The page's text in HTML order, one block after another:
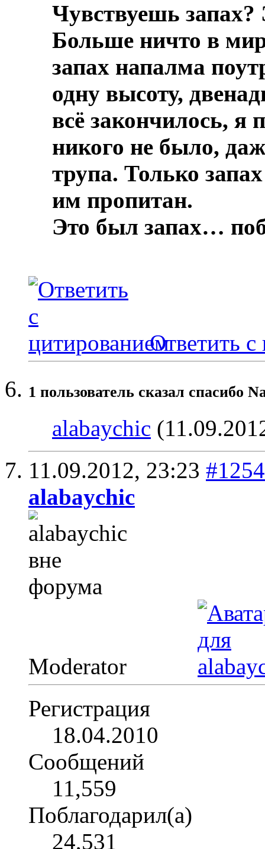
Чувствуешь
Больше ничто в
запах напалма
одну высоту,
всё закончилось, я
никого не было,
трупа. Только
им пропитан.
Это был запах…
Ответить с
1 пользователь сказал cпасибо
alabaychic
11.09.2012, 23:23 #1254
alabaychic
Moderator
Регистрация
18.04.2010
Сообщений
11,559
Поблагодарил(а)
24,531